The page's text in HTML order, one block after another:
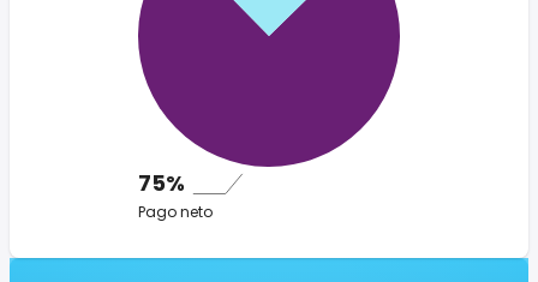
75%
Pago neto